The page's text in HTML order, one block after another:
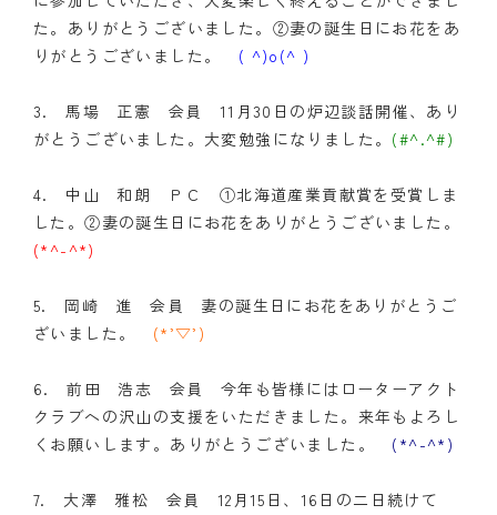
歴代会長・幹事
案内
リンク集
入会のご案内
た。ありがとうございました。②妻の誕生日にお花をあ
りがとうございました。 ( ^)o(^ )
3. 馬場 正憲 会員 11月30日の炉辺談話開催、あり
がとうございました。大変勉強になりました。 (#^.^#)
4. 中山 和朗 ＰＣ ①北海道産業貢献賞を受賞しま
した。②妻の誕生日にお花をありがとうございました。
(*^-^*)
5. 岡崎 進 会員 妻の誕生日にお花をありがとうご
ざいました。
(*’▽’)
6. 前田 浩志 会員 今年も皆様にはローターアクト
クラブへの沢山の支援をいただきました。来年もよろし
くお願いします。ありがとうございました。
(*^-^*)
7. 大澤 雅松 会員 12月15日、16日の二日続けて